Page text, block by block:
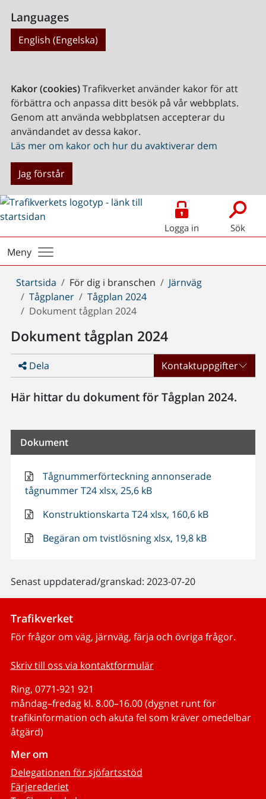
Languages
English (Engelska)
Kakor (cookies)Trafikverket använder kakor för att
förbättra och anpassa ditt besök på vår webbplats.
Genom att använda webbplatsen accepterar du
användandet av dessa kakor.
Läs mer om kakor och hur du avaktiverar dem
Jag förstår
Logga in Sök
Meny
Du
är
här:
Startsida För dig i branschen
Järnväg
Tågplaner
Tågplan 2024
Dokument tågplan 2024
Dokument tågplan 2024
Dela Kontaktuppgifter
Här hittar du dokument för Tågplan 2024.
Dokument
Tågnummerförteckning annonserade
tågnummer T24 xlsx, 25,6 kB
Konstruktionskarta T24 xlsx, 160,6 kB
Begäran om tvistlösning xlsx, 19,8 kB
Senast uppdaterad/granskad: 2023-07-20
Trafikverket
För frågor om väg, järnväg, färja och övriga frågor.
Skriv till oss via kontaktformulär
Ring, 0771-921 921
måndag–fredag kl. 8.00–16.00 (dygnet runt för
trafikinformation och akuta fel som kräver omedelbar
åtgärd)
Mer om
Delegationen för sjöfartsstöd
Färjerederiet